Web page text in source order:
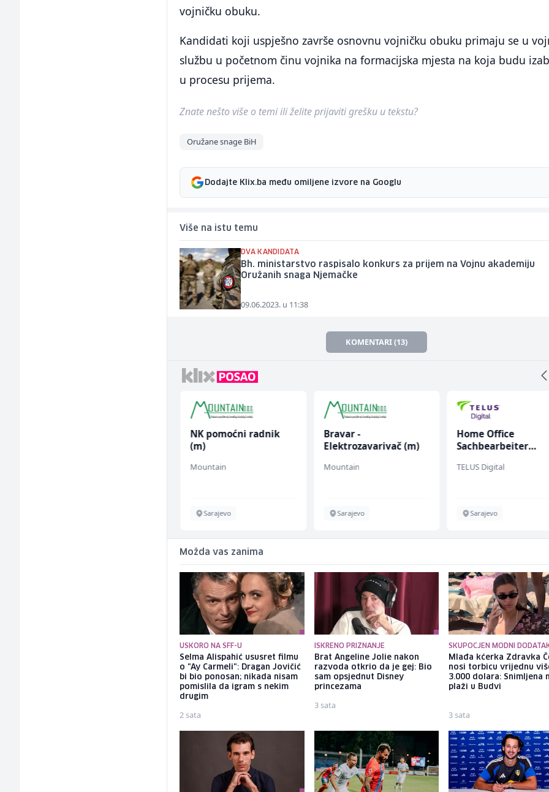
vojničku obuku.
Kandidati koji uspješno završe osnovnu vojničku obuku primaju se u
službu u početnom činu vojnika na formacijska mjesta na koja budu
u procesu prijema.
Znate nešto više o temi ili želite prijaviti grešku u tekstu?
Oružane snage BiH
Dodajte Klix.ba među omiljene izvore na Googlu
Više na istu temu
DVA KANDIDATA
Bh. ministarstvo raspisalo konkurs za prijem na Vojnu akademiju
Oružanih snaga Njemačke
09.06.2023. u 11:38
KOMENTARI (13)
NK pomoćni radnik
(m)
Mountain
Sarajevo
Bravar -
Elektrozavarivač (m)
Mountain
Sarajevo
Home Office
Sachbearbeiter
bekannten
TELUS Digital
Sarajevo
Možda vas zanima
USKORO NA SFF-U
Selma Alispahić ususret filmu
o "Ay Carmeli": Dragan Jovičić
bi bio ponosan; nikada nisam
pomislila da igram s nekim
drugim
2 sata
ISKRENO PRIZNANJE
Brat Angeline Jolie nakon
razvoda otkrio da je gej: Bio
sam opsjednut Disney
princezama
3 sata
SKUPOCJEN MODNI
Mlađa kćerka Zdravka
nosi torbicu vrijednu
3.000 dolara: Snimljena
plaži u Budvi
3 sata